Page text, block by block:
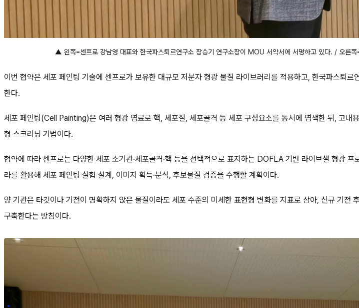
▲ 왼쪽=센프로 강남영 대표와 한국파스퇴르연구소 장승기 연구소장이 MOU 서약서에 서명하고 있다. / 오른
이번 협약은 세포 페인팅 기술에 센프로가 보유한 대규모 저분자 형광 물질 라이브러리를 적용하고, 한국파스퇴
한다.
세포 페인팅(Cell Painting)은 여러 형광 염료로 핵, 세포질, 세포골격 등 세포 구성요소를 동시에 염색한 뒤, 고
형 스크리닝 기법이다.
협약에 따라 센프로는 다양한 세포 소기관·세포골격·핵 등을 선택적으로 표지하는 DOFLA 기반 라이브셀 형광
라를 활용해 세포 페인팅 실험 설계, 이미지 획득·분석, 후보물질 검증을 수행할 계획이다.
양 기관은 타깃이나 기전이 명확하지 않은 물질이라도 세포 수준의 미세한 표현형 변화를 지표로 삼아, 신규 기
구축한다는 방침이다.